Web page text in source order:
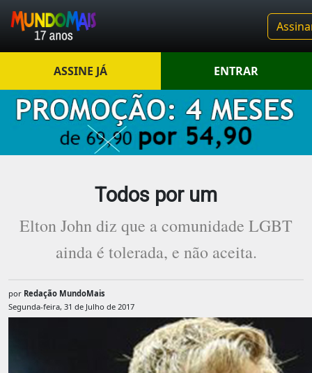
ASSINE JÁ ENTRAR
Todos por um
Elton John diz que a comunidade LGBT
ainda é tolerada, e não aceita.
por Redação MundoMais
Segunda-feira, 31 de Julho de 2017